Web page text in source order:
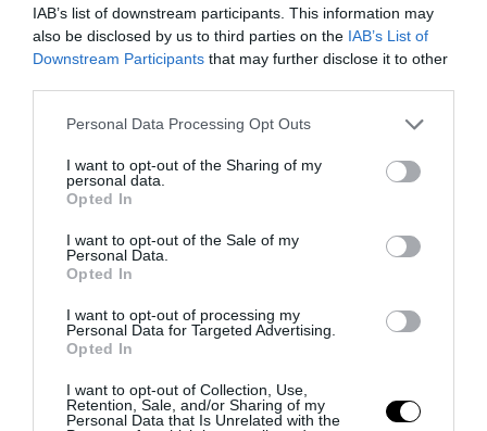
IAB’s list of downstream participants. This information may
also be disclosed by us to third parties on the IAB’s List of
Downstream Participants that may further disclose it to other
Please note that this website/app uses one or more Google
not limited to your visit or usage behaviour. You may click to
grant or deny consent to Google and its third-party tags to
use your data for below specified purposes in below Google
consent section.
Personal Data Processing Opt Outs
I want to opt-out of the Sharing of my
personal data.
Opted In
I want to opt-out of the Sale of my
Personal Data.
Opted In
I want to opt-out of processing my
Personal Data for Targeted Advertising.
Opted In
I want to opt-out of Collection, Use,
Retention, Sale, and/or Sharing of my
Personal Data that Is Unrelated with the
PRONEWS.GR /ΥΓΕΙΑ
Candida auris: 2η στην Ευρώπη η
12.09.2025 | 14:38